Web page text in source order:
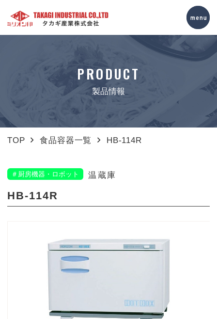
PRODUCT
製品情報
TOP 食品容器一覧 HB-114R
＃厨房機器・ロボット 温蔵庫
HB-114R